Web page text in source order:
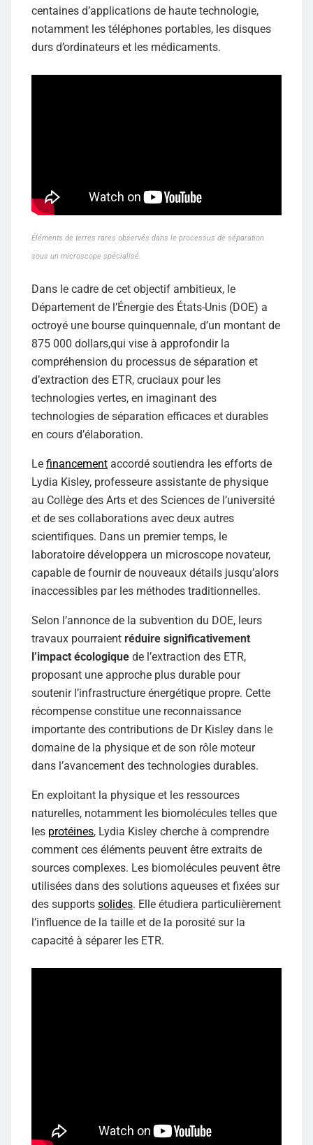
centaines d’applications de haute technologie,
notamment les téléphones portables, les disques
durs d’ordinateurs et les médicaments.
Éléments de terres rares observés dans le processus de séparation
sous un microscope spécialisé.
Dans le cadre de cet objectif ambitieux, le
Département de l’Énergie des États-Unis (DOE) a
octroyé une bourse quinquennale, d’un montant de
875 000 dollars,qui vise à approfondir la
compréhension du processus de séparation et
d’extraction des ETR, cruciaux pour les
technologies vertes, en imaginant des
technologies de séparation efficaces et durables
en cours d’élaboration.
Le financement accordé soutiendra les efforts de
Lydia Kisley, professeure assistante de physique
au Collège des Arts et des Sciences de l’université
et de ses collaborations avec deux autres
scientifiques. Dans un premier temps, le
laboratoire développera un microscope novateur,
capable de fournir de nouveaux détails jusqu’alors
inaccessibles par les méthodes traditionnelles.
Selon l’annonce de la subvention du DOE, leurs
travaux pourraient réduire significativement
l’impact écologique de l’extraction des ETR,
proposant une approche plus durable pour
soutenir l’infrastructure énergétique propre. Cette
récompense constitue une reconnaissance
importante des contributions de Dr Kisley dans le
domaine de la physique et de son rôle moteur
dans l’avancement des technologies durables.
En exploitant la physique et les ressources
naturelles, notamment les biomolécules telles que
les protéines, Lydia Kisley cherche à comprendre
comment ces éléments peuvent être extraits de
sources complexes. Les biomolécules peuvent être
utilisées dans des solutions aqueuses et fixées sur
des supports solides. Elle étudiera particulièrement
l’influence de la taille et de la porosité sur la
capacité à séparer les ETR.